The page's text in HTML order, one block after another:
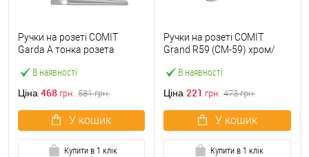
В наявності
Ручки на розеті COMIT
Garda А тонка розета
Ціна 468 грн. 581грн.
У кошик
Купити в 1 клік
В наявності
Ручки на розеті COMIT
Grand R59 (CM-59) хром/
Ціна 221 грн. 473грн.
У кошик
Купити в 1 клік